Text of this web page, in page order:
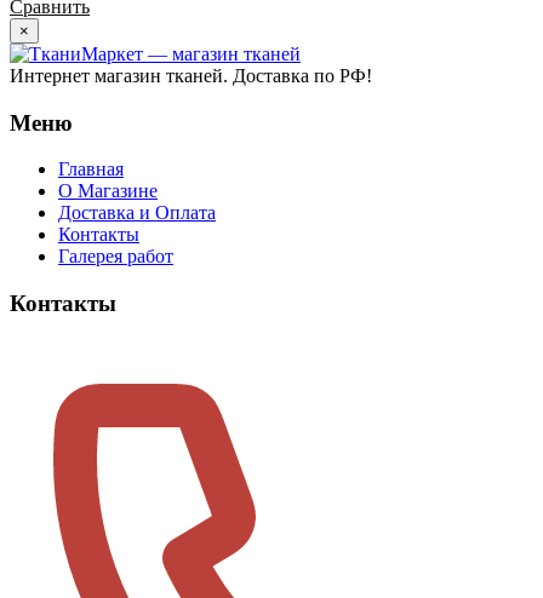
Сравнить
×
Интернет магазин тканей. Доставка по РФ!
Меню
Главная
О Магазине
Доставка и Оплата
Контакты
Галерея работ
Контакты